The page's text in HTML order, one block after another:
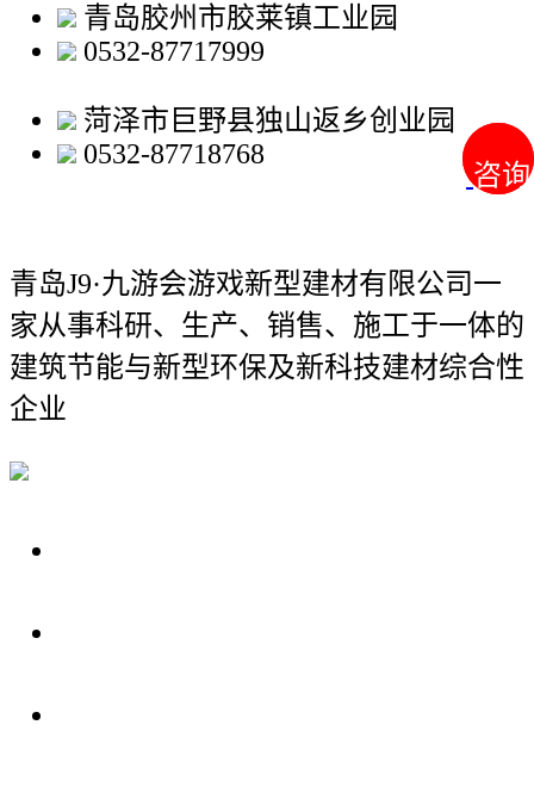
咨询
咨询
青岛胶州市胶莱镇工业园
0532-87717999
菏泽市巨野县独山返乡创业园
0532-87718768
青岛J9·九游会游戏新型建材有限公司一
家从事科研、生产、销售、施工于一体的
建筑节能与新型环保及新科技建材综合性
企业